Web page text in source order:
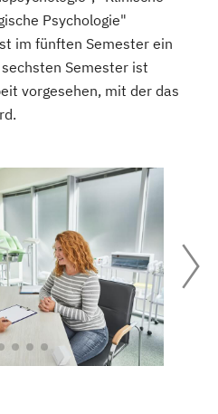
Psychologie"
im fünften Semester ein
Semester ist
vorgesehen, mit der das